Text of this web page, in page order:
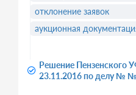
Решение Пензенского
23.11.2016 по делу №
отклонение заявок
аукционная